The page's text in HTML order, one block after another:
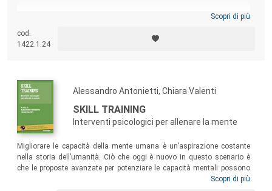
Scopri di più
cod.
1422.1.24
Alessandro Antonietti, Chiara Valenti
SKILL TRAINING
Interventi psicologici per allenare la mente
Migliorare le capacità della mente umana è un’aspirazione costante
nella storia dell’umanità. Ciò che oggi è nuovo in questo scenario è
che le proposte avanzate per potenziare le capacità mentali possono
basarsi sulla conoscenza dei meccanismi psicologici sottesi. Il testo
Scopri di più